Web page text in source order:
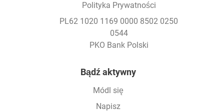
Polityka Prywatności
PL62 1020 1169 0000 8502 0250
0544
PKO Bank Polski
Bądź aktywny
Módl się
Napisz